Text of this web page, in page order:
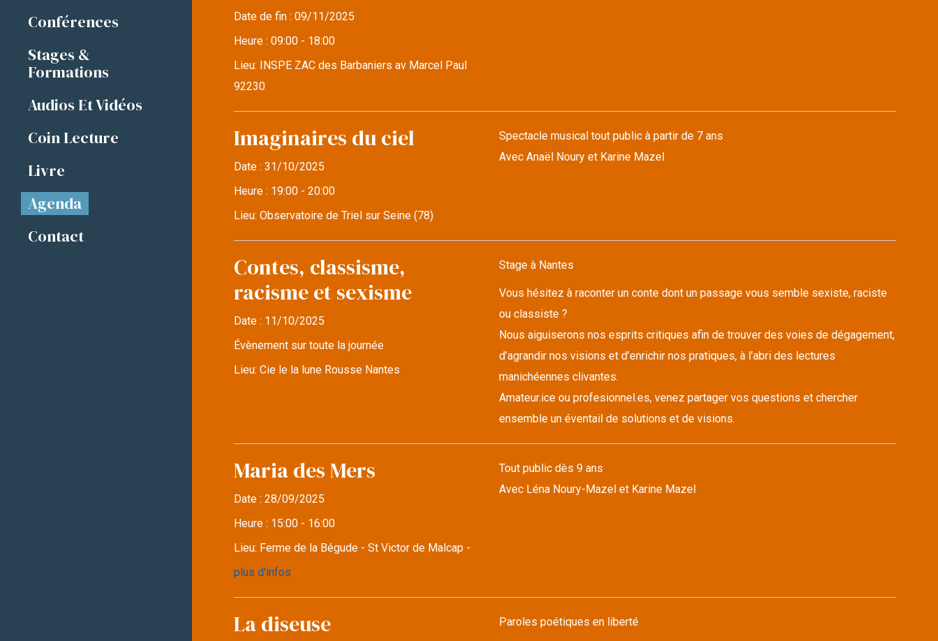
Conférences
Stages &
Formations
Audios Et Vidéos
Coin Lecture
Livre
Agenda
Contact
Date de fin :09/11/2025
Heure :09:00 - 18:00
Lieu:
INSPE ZAC des Barbaniers av Marcel Paul
92230
Imaginaires du ciel
Date :31/10/2025
Heure : 19:00 - 20:00
Lieu:Observatoire de Triel sur Seine (78)
Spectacle musical tout public à partir de 7 ans
Avec Anaël Noury et Karine Mazel
Contes, classisme,
racisme et sexisme
Date : 11/10/2025
Évènement sur toute la journée
Lieu:Cie le la lune Rousse Nantes
Stage à Nantes
Vous hésitez à raconter un conte dont un passage vous semble sexiste, raciste
ou classiste ?
Nous aiguiserons nos esprits critiques afin de trouver des voies de dégagement,
d’agrandir nos visions et d’enrichir nos pratiques, à l’abri des lectures
manichéennes clivantes.
Amateur.ice ou profesionnel.es, venez partager vos questions et chercher
ensemble un éventail de solutions et de visions.
Maria des Mers
Date :28/09/2025
Heure : 15:00 - 16:00
Lieu: Ferme de la Bégude - St Victor de Malcap -
plus d'infos
Tout public dès 9 ans
Avec Léna Noury-Mazel et Karine Mazel
La diseuse Paroles poétiques en liberté